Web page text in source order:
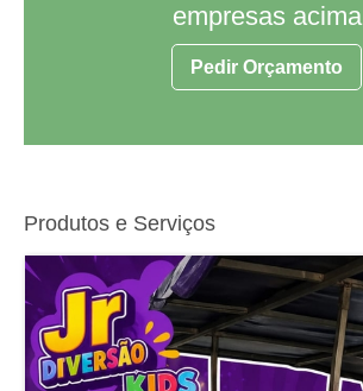
empresas acima
Pedir Orçamento
Produtos e Serviços